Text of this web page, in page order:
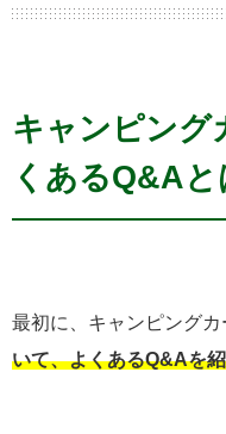
キャンピン
くあるQ&Aと
最初に、キャンピング
いて、よくあるQ&Aを